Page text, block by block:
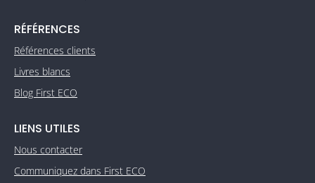
RÉFÉRENCES
Références clients
Livres blancs
Blog First ECO
LIENS UTILES
Nous contacter
Communiquez dans First ECO